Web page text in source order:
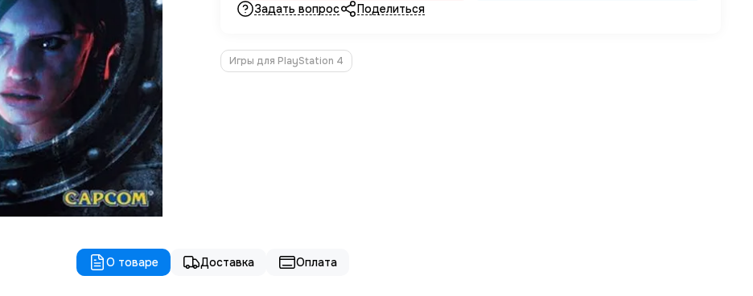
Задать вопрос Поделиться
Игры для PlayStation 4
О товаре Доставка Оплата